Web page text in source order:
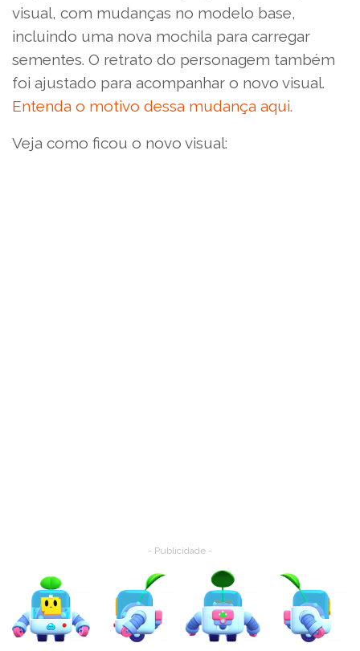
visual, com mudanças no modelo base,
incluindo uma nova mochila para carregar
sementes. O retrato do personagem também
foi ajustado para acompanhar o novo visual.
Entenda o motivo dessa mudança aqui.
Veja como ficou o novo visual:
- Publicidade -